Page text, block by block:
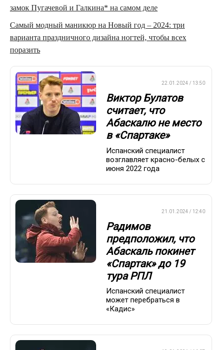
замок Пугачевой и Галкина* на самом деле
Самый модный маникюр на Новый год – 2024: три
варианта праздничного дизайна ногтей, чтобы всех
поразить
22.01.2024 / 13:50
Виктор Булатов
считает, что
Абаскалю не место
в «Спартаке»
Испанский специалист
возглавляет красно-белых с
июня 2022 года
21.01.2024 / 12:40
Радимов
предположил, что
Абаскаль покинет
«Спартак» до 19
тура РПЛ
Испанский специалист
может перебраться в
«Кадис»